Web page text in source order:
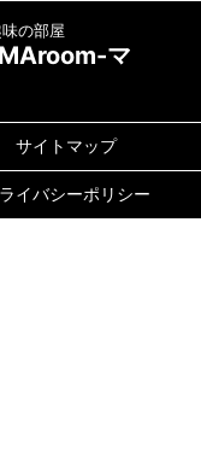
の部屋
マ
サイトマップ
イバシーポリシー